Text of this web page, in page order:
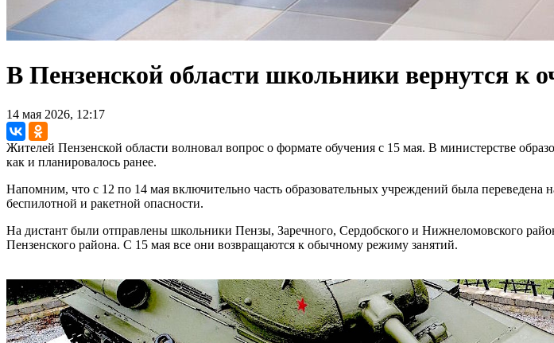
В Пензенской области школьники вернутся к
14 мая 2026, 12:17
Жителей Пензенской области волновал вопрос о формате обучения с 15 мая. В министерстве
как и планировалось ранее.
Напомним, что с 12 по 14 мая включительно часть образовательных учреждений была
беспилотной и ракетной опасности.
На дистант были отправлены школьники Пензы, Заречного, Сердобского и Нижнеломовского
Пензенского района. С 15 мая все они возвращаются к обычному режиму занятий.